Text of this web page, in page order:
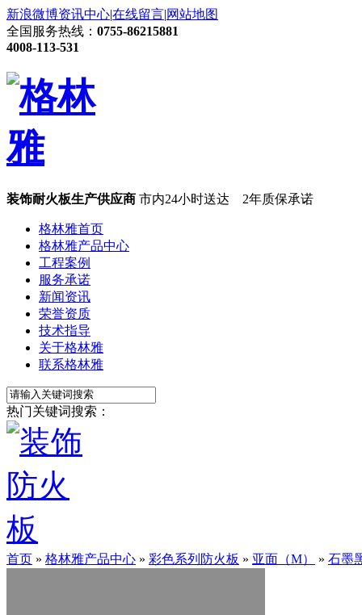
新浪微博资讯中心|在线留言|网站地图
全国服务热线： 0755-86215881
4008-113-531
装饰耐火板生产供应商 市内24小时送达 2年质保承诺
格林雅首页
格林雅产品中心
工程案例
服务承诺
新闻资讯
荣誉资质
技术指导
关于格林雅
联系格林雅
热门关键词搜索：
首页 » 格林雅产品中心 » 彩色系列防火板 » 亚面（M） » 石墨